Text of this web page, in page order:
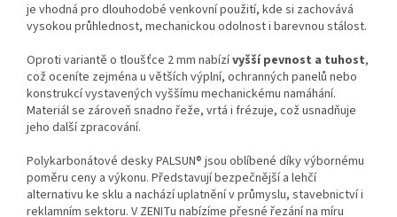
je vhodná pro dlouhodobé venkovní použití, kde si zachovává
vysokou průhlednost, mechanickou odolnost i barevnou stálost.
Oproti variantě o tloušťce 2 mm nabízívyšší pevnost a tuhost,
což oceníte zejména u větších výplní, ochranných panelů nebo
konstrukcí vystavených vyššímu mechanickému namáhání.
Materiál se zároveň snadno řeže, vrtá i frézuje, což usnadňuje
jeho další zpracování.
Polykarbonátové desky PALSUN® jsou oblíbené díky výbornému
poměru ceny a výkonu. Představují bezpečnější a lehčí
alternativu ke sklu a nachází uplatnění v průmyslu, stavebnictví i
reklamním sektoru. V ZENITu nabízíme přesné řezání na míru